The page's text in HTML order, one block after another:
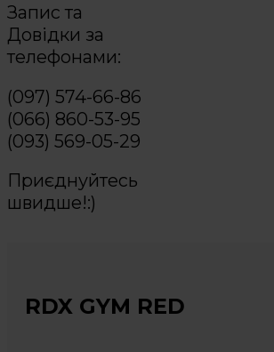
Запис та
Довідки за
телефонами:
(097) 574-66-86
(066) 860-53-95
(093) 569-05-29
Приєднуйтесь
швидше!:)
RDX GYM RED